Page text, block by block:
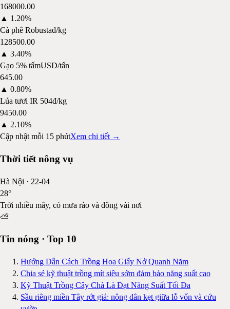
168000.00
▲ 1.20%
Cà phê Robustađ/kg
128500.00
▲ 3.40%
Gạo 5% tấmUSD/tấn
645.00
▲ 0.80%
Lúa tươi IR 504đ/kg
9450.00
▲ 2.10%
Cập nhật mỗi 15 phútXem chi tiết →
Thời tiết nông vụ
Hà Nội · 22-04
28°
Trời nhiều mây, có mưa rào và dông vài nơi
⛅
Tin nóng · Top 10
Hướng Dẫn Cách Trồng Hoa Giấy Nở Quanh Năm
Chia sẻ kỹ thuật trồng mít siêu sớm đảm bảo năng suất cao
Kỹ Thuật Trồng Cây Chà Là Đạt Năng Suất Tối Đa
Sầu riêng miền Tây rớt giá: nông dân kẹt giữa lỗ vốn và cứu